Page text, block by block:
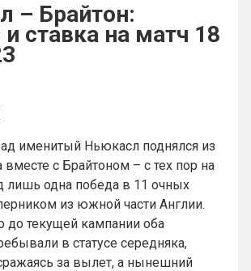
– Брайтон:
и ставка на матч 18
именитый Ньюкасл поднялся из
с Брайтоном – с тех пор на
лишь одна победа в 11 очных
из южной части Англии.
до текущей кампании оба
в статусе середняка,
за вылет, а нынешний